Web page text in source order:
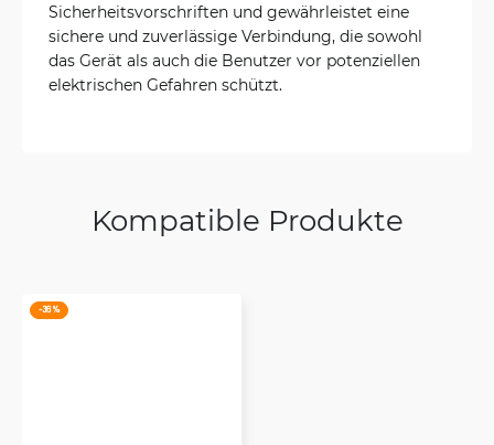
Sicherheitsvorschriften und gewährleistet eine
sichere und zuverlässige Verbindung, die sowohl
das Gerät als auch die Benutzer vor potenziellen
elektrischen Gefahren schützt.
Kompatible Produkte
-36 %